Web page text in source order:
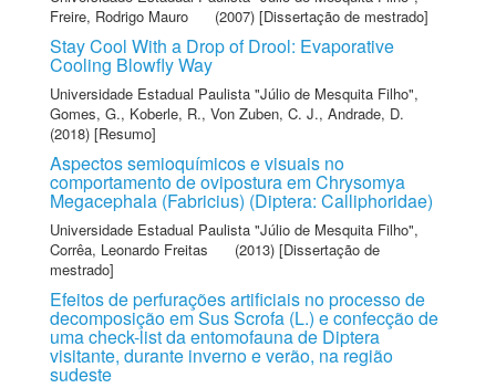
Freire, Rodrigo Mauro
(2007) [Dissertação de mestrado]
Stay Cool With a Drop of Drool: Evaporative
Cooling Blowfly Way
Universidade Estadual Paulista "Júlio de Mesquita Filho",
Gomes, G., Koberle, R., Von Zuben, C. J., Andrade, D.
(2018) [Resumo]
Aspectos semioquímicos e visuais no
comportamento de ovipostura em Chrysomya
Megacephala (Fabricius) (Diptera: Calliphoridae)
Universidade Estadual Paulista "Júlio de Mesquita Filho",
Corrêa, Leonardo Freitas
(2013) [Dissertação de
mestrado]
Efeitos de perfurações artificiais no processo de
decomposição em Sus Scrofa (L.) e confecção de
uma check-list da entomofauna de Diptera
visitante, durante inverno e verão, na região
sudeste